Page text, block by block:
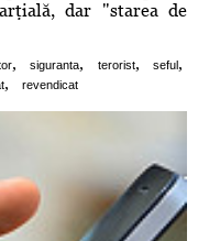
dar "starea de
, siguranta, terorist, seful ,
, revendicat